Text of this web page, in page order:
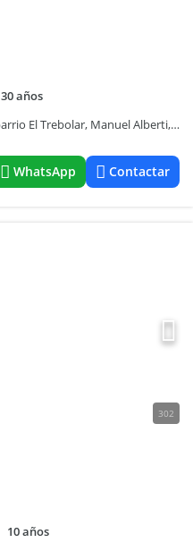
30 años
Casa en venta sobre la calle Oliden, barrio El Trebolar, Manuel Alberti, Pilar.
WhatsApp Contactar
302
10 años